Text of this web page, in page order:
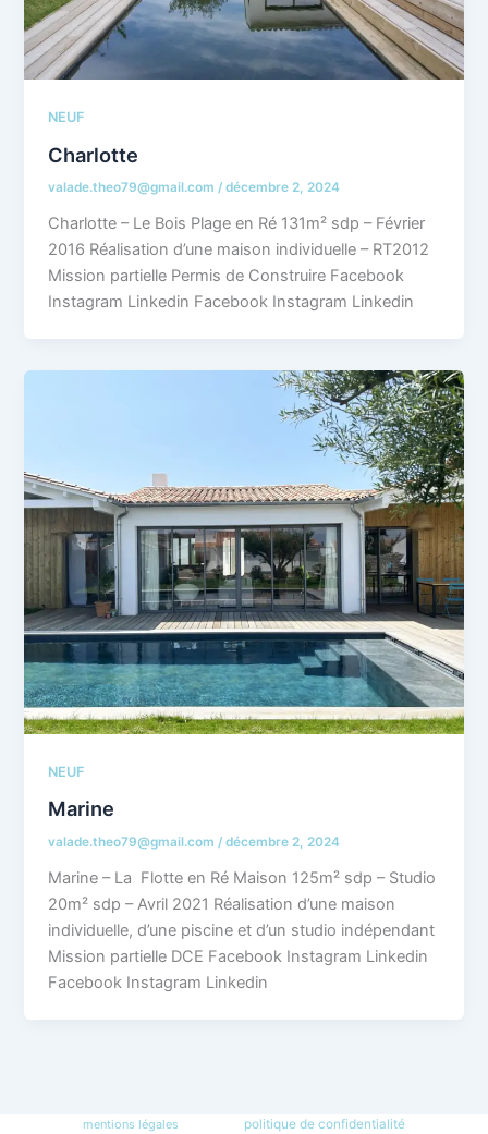
NEUF
Charlotte
valade.theo79@gmail.com/décembre 2, 2024
Charlotte – Le Bois Plage en Ré 131m² sdp – Février
2016 Réalisation d’une maison individuelle – RT2012
Mission partielle Permis de Construire Facebook
Instagram Linkedin Facebook Instagram Linkedin
NEUF
Marine
valade.theo79@gmail.com/décembre 2, 2024
Marine – La Flotte en Ré Maison 125m² sdp – Studio
20m² sdp – Avril 2021 Réalisation d’une maison
individuelle, d’une piscine et d’un studio indépendant
Mission partielle DCE Facebook Instagram Linkedin
Facebook Instagram Linkedin
mentions légales politique de confidentialité